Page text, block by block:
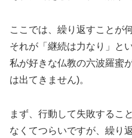
ここでは、繰り返すことが
それが「継続は力なり」と
私が好きな仏教の六波羅蜜
は出てきません)。
まず、行動して失敗するこ
なくてつらいですが、繰り